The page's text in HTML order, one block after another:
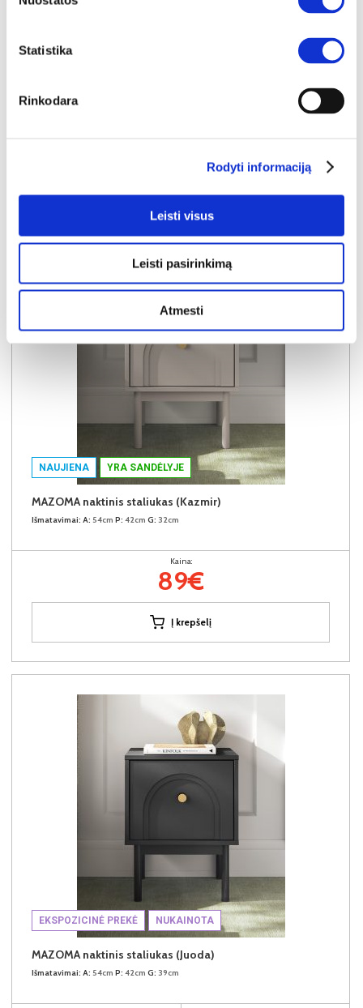
Statistika
Rinkodara
Rodyti informaciją
Leisti visus
Leisti pasirinkimą
Atmesti
Kaina taikyta laikotarpiu
Pritaikyta nuolaida
Į krepšelį
NAUJIENA YRA SANDĖLYJE
MAZOMA naktinis staliukas (Kazmir)
Išmatavimai: A: 54cm P: 42cm G: 32cm
Kaina:
89€
Į krepšelį
EKSPOZICINĖ PREKĖ NUKAINOTA
MAZOMA naktinis staliukas (Juoda)
Išmatavimai: A: 54cm P: 42cm G: 39cm